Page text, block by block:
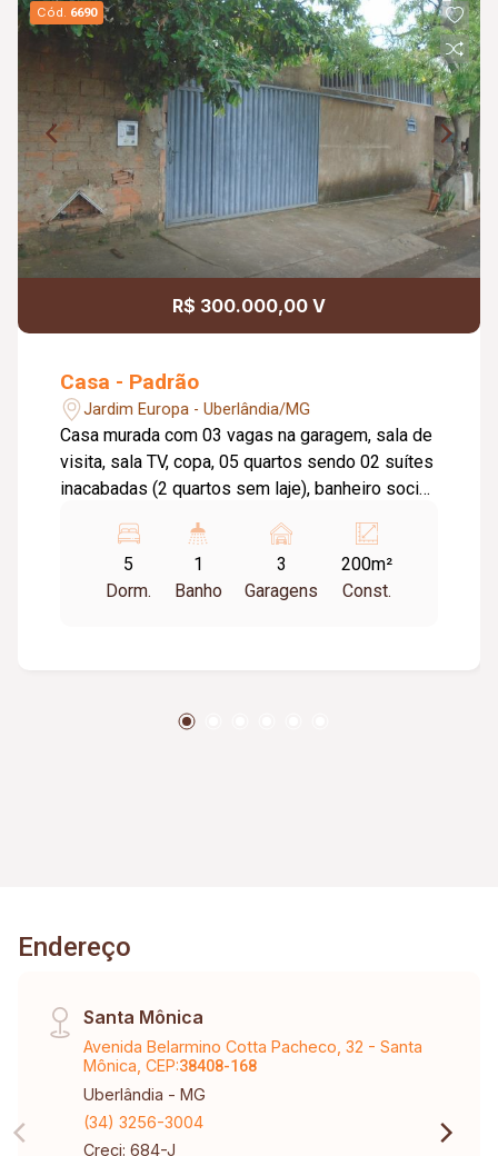
Cód. 6690
R$ 300.000,00 V
Casa - Padrão
Jardim Europa - Uberlândia/MG
Casa murada com 03 vagas na garagem, sala de
visita, sala TV, copa, 05 quartos sendo 02 suítes
inacabadas (2 quartos sem laje), banheiro social,
cerâmica e laje e os demais piso grosso.
5
Dorm.
1
Banho
3
Garagens
200m²
Const.
Endereço
Santa Mônica
Avenida Belarmino Cotta Pacheco, 32 - Santa
Mônica, CEP:38408-168
Uberlândia - MG
(34) 3256-3004
Creci: 684-J